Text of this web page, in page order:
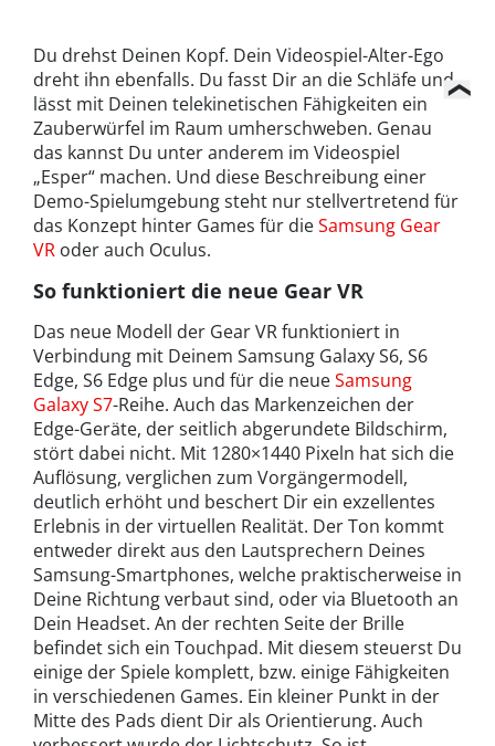
Du drehst Deinen Kopf. Dein Videospiel-Alter-Ego
dreht ihn ebenfalls. Du fasst Dir an die Schläfe und
lässt mit Deinen telekinetischen Fähigkeiten ein
Zauberwürfel im Raum umherschweben. Genau
das kannst Du unter anderem im Videospiel
„Esper“ machen. Und diese Beschreibung einer
Demo-Spielumgebung steht nur stellvertretend für
das Konzept hinter Games für dieSamsung Gear
VR oder auch Oculus.
So funktioniert die neue Gear VR
Das neue Modell der Gear VR funktioniert in
Verbindung mit Deinem Samsung Galaxy S6, S6
Edge, S6 Edge plus und für die neueSamsung
Galaxy S7-Reihe. Auch das Markenzeichen der
Edge-Geräte, der seitlich abgerundete Bildschirm,
stört dabei nicht. Mit 1280×1440 Pixeln hat sich die
Auflösung, verglichen zum Vorgängermodell,
deutlich erhöht und beschert Dir ein exzellentes
Erlebnis in der virtuellen Realität. Der Ton kommt
entweder direkt aus den Lautsprechern Deines
Samsung-Smartphones, welche praktischerweise in
Deine Richtung verbaut sind, oder via Bluetooth an
Dein Headset. An der rechten Seite der Brille
befindet sich ein Touchpad. Mit diesem steuerst Du
einige der Spiele komplett, bzw. einige Fähigkeiten
in verschiedenen Games. Ein kleiner Punkt in der
Mitte des Pads dient Dir als Orientierung. Auch